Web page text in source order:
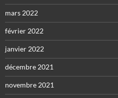
mars 2022
février 2022
janvier 2022
décembre 2021
novembre 2021